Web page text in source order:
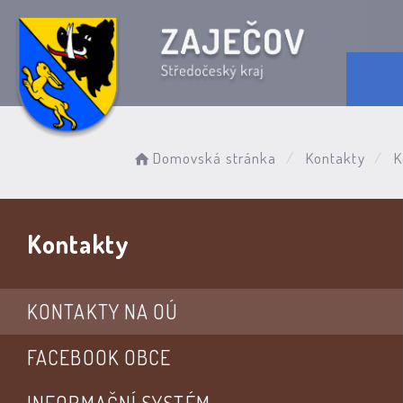
Domovská stránka Kontakty
Kontakty
KONTAKTY NA OÚ
FACEBOOK OBCE